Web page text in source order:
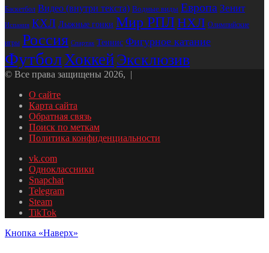
Баскетбол Видео (внутри текста) Водные виды Европа Зенит
Испания КХЛ Лыжные гонки Мир РПЛНХЛ Олимпийские
игры Россия Спартак Теннис Фигурное катание
ФутболХоккейЭксклюзив
© Все права защищены 2026, |
О сайте
Карта сайта
Обратная связь
Поиск по меткам
Политика конфиденциальности
vk.com
Одноклассники
Snapchat
Telegram
Steam
TikTok
Кнопка «Наверх»